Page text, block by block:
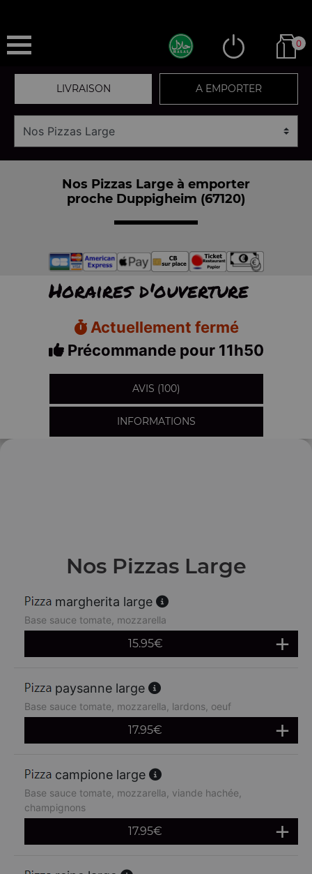
0
LIVRAISON A EMPORTER
Nos Pizzas Large à emporter
proche Duppigheim (67120)
Horaires d'ouverture
Actuellement fermé
Précommande pour 11h50
AVIS (100)
INFORMATIONS
Nos Pizzas Large
margherita large
Base sauce tomate, mozzarella
15.95€
paysanne large
Base sauce tomate, mozzarella, lardons, oeuf
17.95€
campione large
Base sauce tomate, mozzarella, viande hachée,
champignons
17.95€